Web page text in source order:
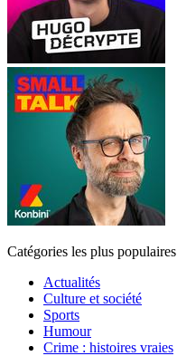
Catégories les plus populaires
Actualités
Culture et société
Sports
Humour
Crime : histoires vraies